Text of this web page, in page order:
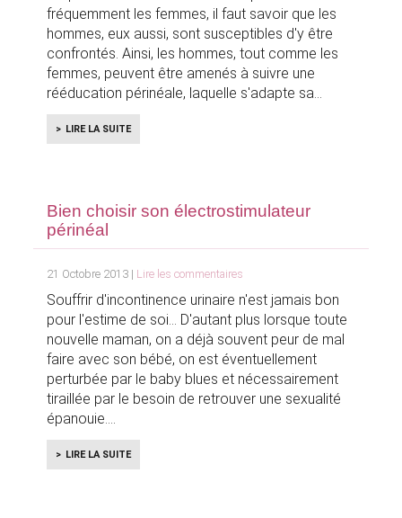
fréquemment les femmes, il faut savoir que les
hommes, eux aussi, sont susceptibles d'y être
confrontés. Ainsi, les hommes, tout comme les
femmes, peuvent être amenés à suivre une
rééducation périnéale, laquelle s'adapte sa
LIRE LA SUITE
Bien choisir son électrostimulateur
périnéal
21 Octobre 2013 | Lire les commentaires
Souffrir d'incontinence urinaire n'est jamais bon
pour l'estime de soi... D'autant plus lorsque toute
nouvelle maman, on a déjà souvent peur de mal
faire avec son bébé, on est éventuellement
perturbée par le baby blues et nécessairement
tiraillée par le besoin de retrouver une sexualité
épanouie.
LIRE LA SUITE